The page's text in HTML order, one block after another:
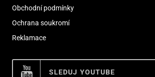
Obchodní podmínky
Ochrana soukromí
Reklamace
SLEDUJ YOUTUBE